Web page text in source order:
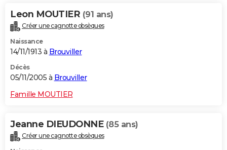
Leon MOUTIER (91 ans)
Créer une cagnotte obsèques
Naissance
14/11/1913 à Brouviller
Décès
05/11/2005 à Brouviller
Famille MOUTIER
Jeanne DIEUDONNE (85 ans)
Créer une cagnotte obsèques